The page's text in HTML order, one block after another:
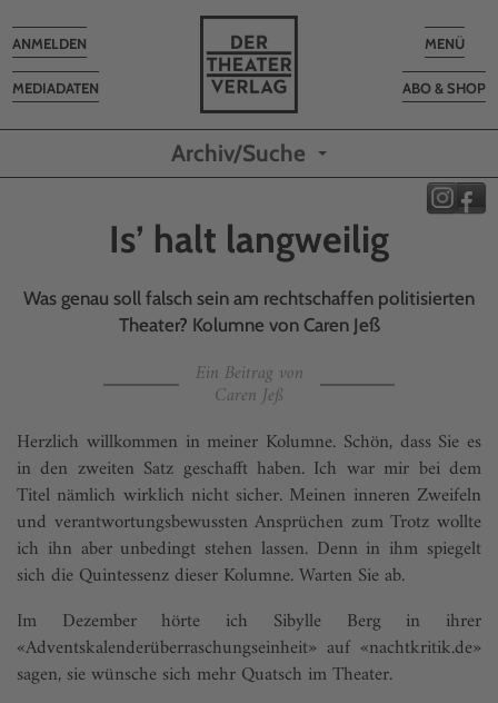
Toggle
MENÜ
ABO & SHOP
MEDIADATEN
Toggle
navigation
ANMELDEN
Archiv/Suche
Is’ halt langweilig
Was genau soll falsch sein am rechtschaffen politisierten
Theater? Kolumne von Caren Jeß
Ein Beitrag von
Caren Jeß
Herzlich willkommen in meiner Kolumne. Schön, dass Sie es
in den zweiten Satz geschafft haben. Ich war mir bei dem
Titel nämlich wirklich nicht sicher. Meinen inneren Zweifeln
und verantwortungsbewussten Ansprüchen zum Trotz wollte
ich ihn aber unbedingt stehen lassen. Denn in ihm spiegelt
sich die Quintessenz dieser Kolumne. Warten Sie ab.
Im Dezember hörte ich Sibylle Berg in ihrer
«Adventskalenderüberraschungseinheit» auf «nachtkritik.de»
sagen, sie wünsche sich mehr Quatsch im Theater.